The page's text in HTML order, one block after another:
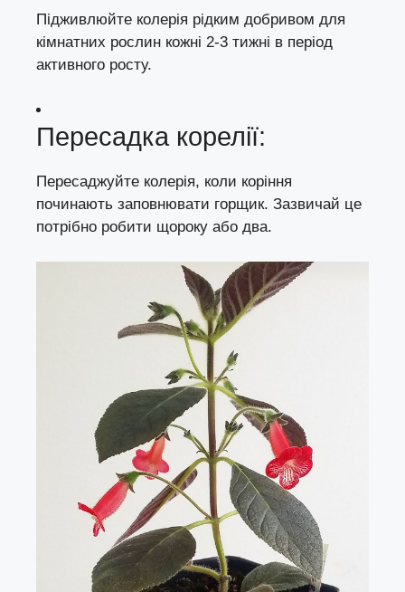
Підживлюйте колерія рідким добривом для
кімнатних рослин кожні 2-3 тижні в період
активного росту.
Пересадка корелії:
Пересаджуйте колерія, коли коріння
починають заповнювати горщик. Зазвичай це
потрібно робити щороку або два.